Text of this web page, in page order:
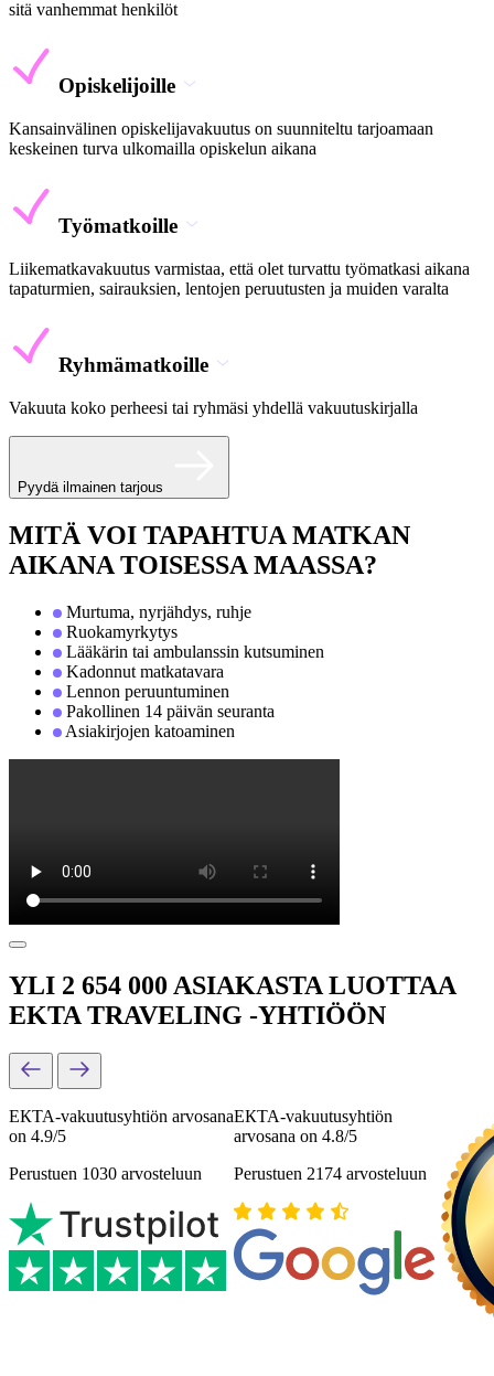
sitä vanhemmat henkilöt
Opiskelijoille
Kansainvälinen opiskelijavakuutus on suunniteltu tarjoamaan
keskeinen turva ulkomailla opiskelun aikana
Työmatkoille
Liikematkavakuutus varmistaa, että olet turvattu työmatkasi aikana
tapaturmien, sairauksien, lentojen peruutusten ja muiden varalta
Ryhmämatkoille
Vakuuta koko perheesi tai ryhmäsi yhdellä vakuutuskirjalla
Pyydä ilmainen tarjous
MITÄ VOI TAPAHTUA MATKAN
AIKANA TOISESSA MAASSA?
Murtuma, nyrjähdys, ruhje
Ruokamyrkytys
Lääkärin tai ambulanssin kutsuminen
Kadonnut matkatavara
Lennon peruuntuminen
Pakollinen 14 päivän seuranta
Asiakirjojen katoaminen
YLI 2 654 000 ASIAKASTA LUOTTAA
EKTA TRAVELING -YHTIÖÖN
ЕКТА-vakuutusyhtiön arvosana
on 4.9/5
Perustuen 1030 arvosteluun
ЕКТА-vakuutusyhtiön
arvosana on 4.8/5
Perustuen 2174 arvosteluun